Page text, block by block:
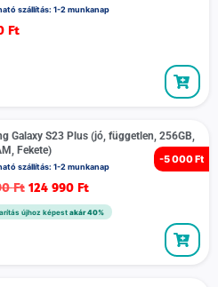
szállítás: 1-2 munkanap
Ft
-5 000 Ft
Galaxy S23 Plus (jó, független, 256GB,
Fekete)
szállítás: 1-2 munkanap
Ft 124 990 Ft
újhoz képest akár 40%